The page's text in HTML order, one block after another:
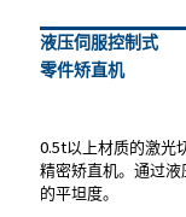
零件矫直机
精密矫直机。通过
的平坦度。
液压伺服控制式
零件矫直机
0.5t以上材质的激光
精密矫直机。通过
的平坦度。